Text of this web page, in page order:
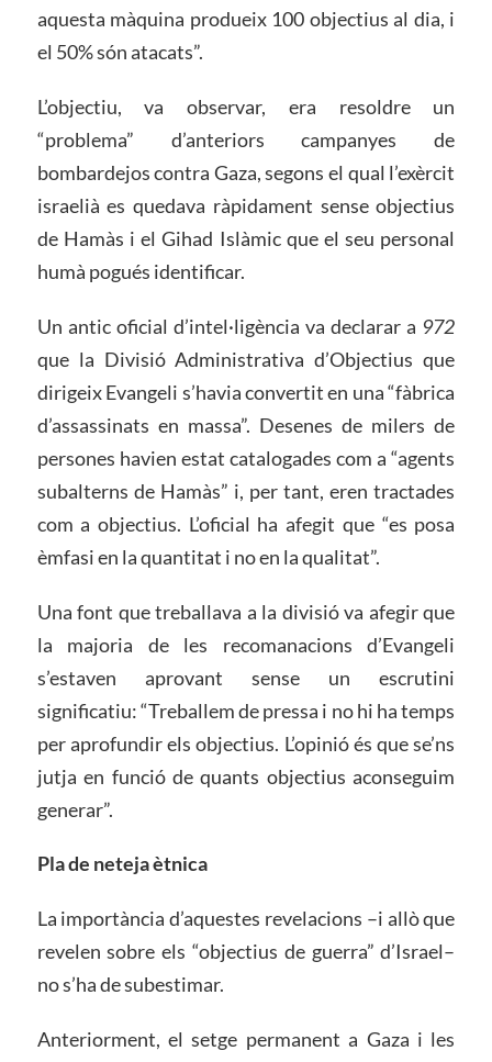
aquesta màquina produeix 100 objectius al dia, i
el 50% són atacats”.
L’objectiu, va observar, era resoldre un
“problema” d’anteriors campanyes de
bombardejos contra Gaza, segons el qual l’exèrcit
israelià es quedava ràpidament sense objectius
de Hamàs i el Gihad Islàmic que el seu personal
humà pogués identificar.
Un antic oficial d’intel·ligència va declarar a 972
que la Divisió Administrativa d’Objectius que
dirigeix Evangeli s’havia convertit en una “fàbrica
d’assassinats en massa”. Desenes de milers de
persones havien estat catalogades com a “agents
subalterns de Hamàs” i, per tant, eren tractades
com a objectius. L’oficial ha afegit que “es posa
èmfasi en la quantitat i no en la qualitat”.
Una font que treballava a la divisió va afegir que
la majoria de les recomanacions d’Evangeli
s’estaven aprovant sense un escrutini
significatiu: “Treballem de pressa i no hi ha temps
per aprofundir els objectius. L’opinió és que se’ns
jutja en funció de quants objectius aconseguim
generar”.
Pla de neteja ètnica
La importància d’aquestes revelacions –i allò que
revelen sobre els “objectius de guerra” d’Israel–
no s’ha de subestimar.
Anteriorment, el setge permanent a Gaza i les